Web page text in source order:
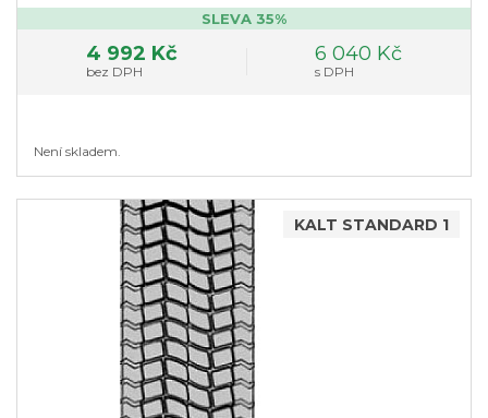
SLEVA 35%
4 992 Kč
bez DPH
6 040 Kč
s DPH
Není skladem.
KALT STANDARD 1